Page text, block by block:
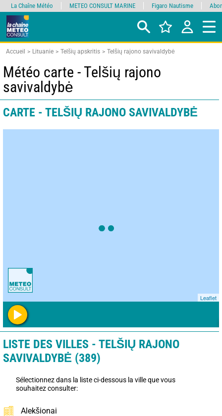
Accueil Lituanie Telšių apskritis Telšių rajono savivaldybė
Météo carte - Telšių rajono
savivaldybė
CARTE - TELŠIŲ RAJONO SAVIVALDYBĖ
Leaflet
LISTE DES VILLES - TELŠIŲ RAJONO
SAVIVALDYBĖ (389)
Sélectionnez dans la liste ci-dessous la ville que vous
souhaitez consulter:
Alekšionai
La Chaîne Météo METEO CONSULT MARINE Figaro Nautisme